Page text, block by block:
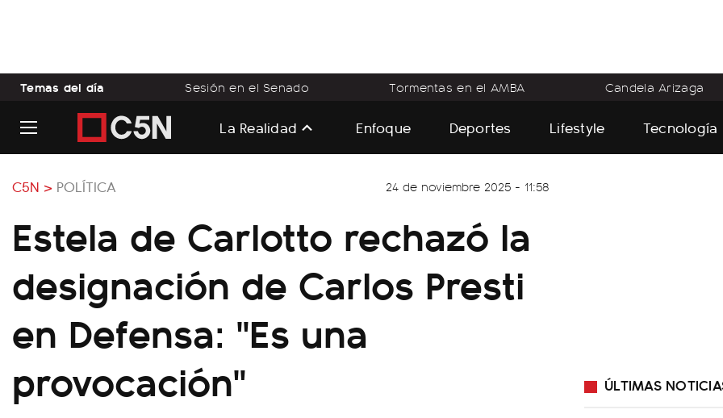
Temas del día Sesión en el Senado Tormentas en el AMBA Candela Arizaga
La Realidad Enfoque Deportes Lifestyle Tecnología
C5N > POLÍTICA 24 de noviembre 2025 - 11:58
Estela de Carlotto rechazó la
designación de Carlos Presti
en Defensa: "Es una
provocación"
ÚLTIMAS